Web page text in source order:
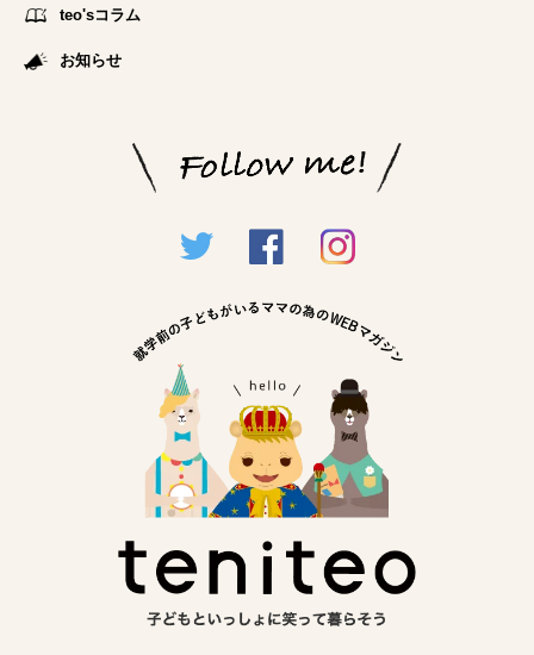
teo'sコラム
お知らせ